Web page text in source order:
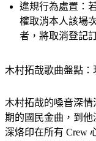
違規行為處置：
權取消本人該場
者，將取消登記
木村拓哉歌曲盤點：
木村拓哉的嗓音深
期的國民金曲，到
深烙印在所有 Crew